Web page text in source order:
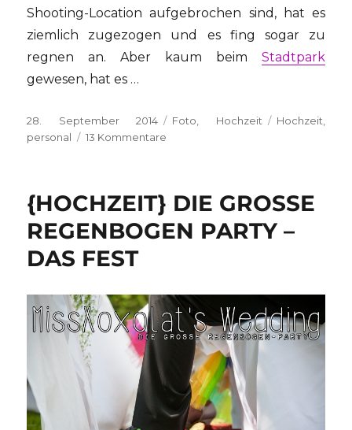
Shooting-Location aufgebrochen sind, hat es
ziemlich zugezogen und es fing sogar zu
regnen an. Aber kaum beim Stadtpark
gewesen, hat es …
Veröffentlicht
am
28. September 2014 Kategorien
Foto Hochzeit Schlagwörter
Hochzeit
personal
13 Kommentare
Regenbogen
–
{HOCHZEIT} DIE GROSSE
REGENBOGEN PARTY –
DAS FEST